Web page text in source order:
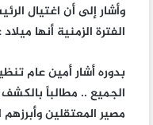
وأشار إلى أن اغتيال
الفترة الزمنية أنها
بدوره أشار أمين عام
الجميع .. مطالباً
مصير المعتقلين